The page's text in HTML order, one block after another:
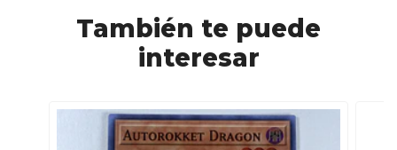
También te puede
interesar